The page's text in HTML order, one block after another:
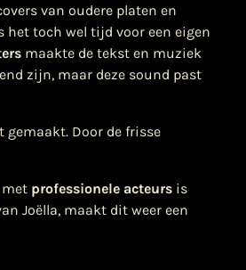
van oudere platen en
het toch wel tijd voor een eigen
maakte de tekst en muziek
zijn, maar deze sound past
gemaakt. Door de frisse
met professionele acteurs is
Joëlla, maakt dit weer een